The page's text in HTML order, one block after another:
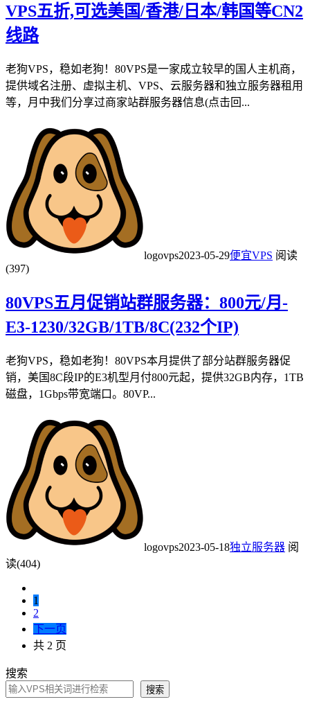
VPS五折,可选美国/香港/日本/韩国等CN2
线路
老狗VPS，稳如老狗！80VPS是一家成立较早的国人主机商，
提供域名注册、虚拟主机、VPS、云服务器和独立服务器租用
等，月中我们分享过商家站群服务器信息(点击回...
logovps2023-05-29便宜VPS 阅读
(397)
80VPS五月促销站群服务器：800元/月-
E3-1230/32GB/1TB/8C(232个IP)
老狗VPS，稳如老狗！80VPS本月提供了部分站群服务器促
销，美国8C段IP的E3机型月付800元起，提供32GB内存，1TB
磁盘，1Gbps带宽端口。80VP...
logovps2023-05-18独立服务器 阅
读(404)
1
2
下一页
共 2 页
搜索
搜索